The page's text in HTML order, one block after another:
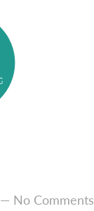
No Comments